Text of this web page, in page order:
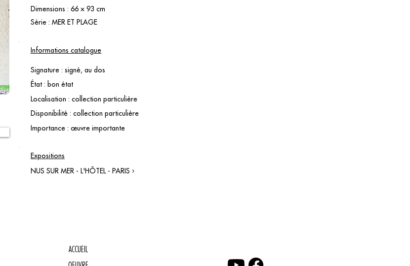
Dimensions : 66 × 93 cm
Série : MER ET PLAGE
Informations catalogue
Signature : signé, au dos
État : bon état
Localisation : collection particulière
Disponibilité : collection particulière
Importance : œuvre importante
Expositions
NUS SUR MER - L'HÔTEL - PARIS ›
ACCUEIL